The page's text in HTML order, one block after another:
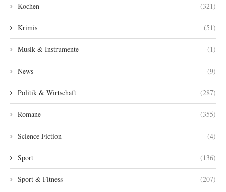
Kochen (321)
Krimis (51)
Musik & Instrumente (1)
News (9)
Politik & Wirtschaft (287)
Romane (355)
Science Fiction (4)
Sport (136)
Sport & Fitness (207)